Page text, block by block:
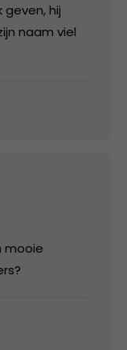
geven, hij
naam viel
mooie